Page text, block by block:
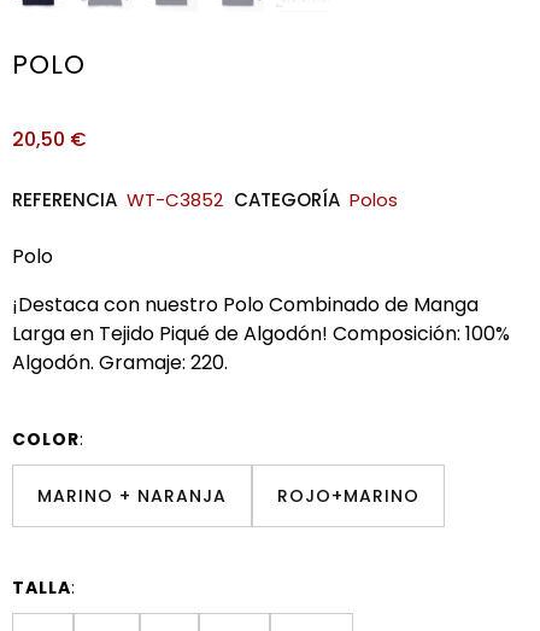
POLO
20,50 €
REFERENCIA WT-C3852 CATEGORÍA Polos
Polo
¡Destaca con nuestro Polo Combinado de Manga
Larga en Tejido Piqué de Algodón! Composición: 100%
Algodón. Gramaje: 220.
COLOR:
MARINO + NARANJA ROJO+MARINO
TALLA: